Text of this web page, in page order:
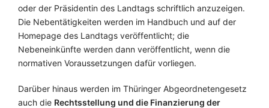
oder der Präsidentin des Landtags schriftlich anzuzeigen.
Die Nebentätigkeiten werden im Handbuch und auf der
Homepage des Landtags veröffentlicht; die
Nebeneinkünfte werden dann veröffentlicht, wenn die
normativen Voraussetzungen dafür vorliegen.
Darüber hinaus werden im Thüringer Abgeordnetengesetz
auch die Rechtsstellung und die Finanzierung der